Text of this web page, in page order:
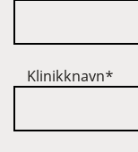
Klinikknavn*